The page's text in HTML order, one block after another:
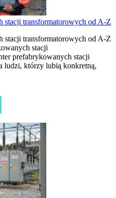
stacji transformatorowych od A-Z
stacji transformatorowych od A-Z
stacji
prefabrykowanych stacji
ludzi, którzy lubią konkretną,